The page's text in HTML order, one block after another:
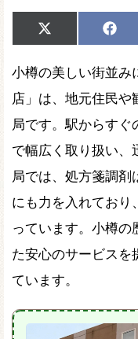
Share
on
X
(Twitter)
on
小樽の美しい街並み
店」は、地元住民
局です。駅からすぐ
で幅広く取り扱い、
局では、処方箋調剤
にも力を入れており
っています。小樽の
た安心のサービスを
ています。